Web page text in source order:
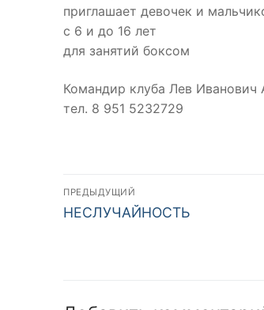
приглашает девочек и
с 6 и до 16 лет
для занятий боксом
Командир клуба Лев Иванович
тел. 8 951 5232729
Навигация
по
ПРЕДЫДУЩИЙ
Предыдущая
НЕСЛУЧАЙНОСТЬ